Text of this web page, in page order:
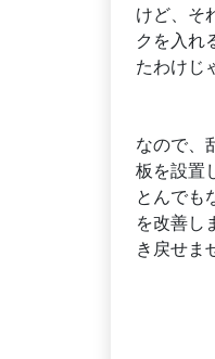
けど、そ
クを入れ
たわけじ
なので、
板を設置
とんでも
を改善し
き戻せま